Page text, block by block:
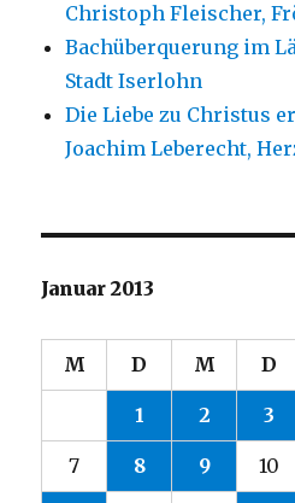
Christoph Fleischer,
Bachüberquerung im
Stadt Iserlohn
Die Liebe zu Christus
Joachim Leberecht,
Januar 2013
M D M D
1 2 3
7 8 9 10